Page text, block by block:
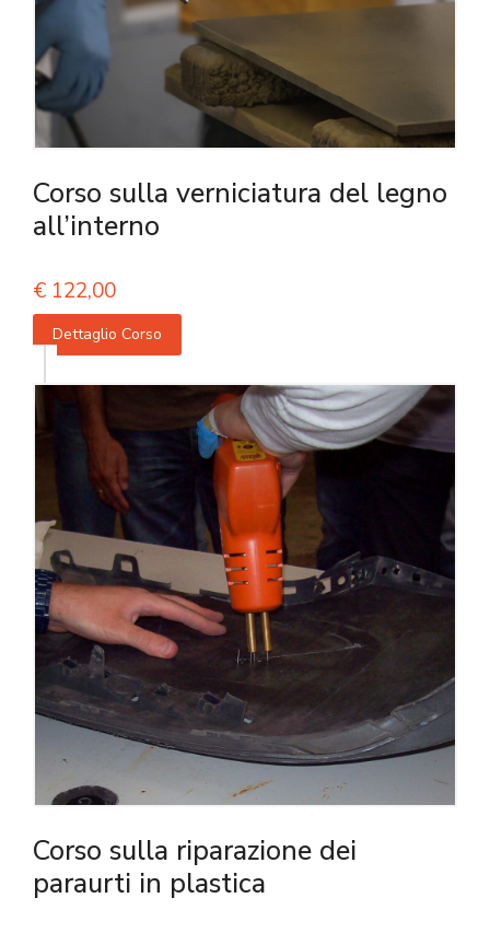
Corso sulla verniciatura del legno
all’interno
€ 122,00
Dettaglio Corso
Corso sulla riparazione dei
paraurti in plastica